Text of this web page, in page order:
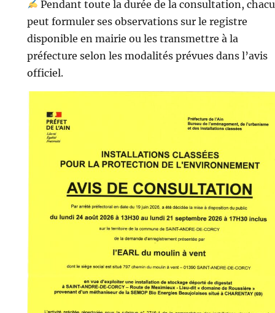
Pendant toute la durée de la consultation,
peut formuler ses observations sur le registre
disponible en mairie ou les transmettre à la
préfecture selon les modalités prévues dans l’avis
officiel.